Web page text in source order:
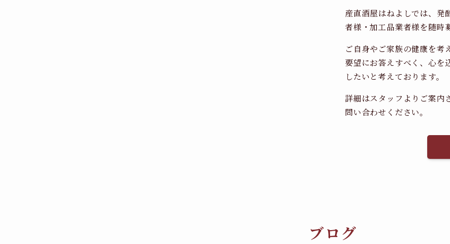
産直酒屋はねよしでは、発
者様・加工品業者様を随時
ご自身やご家族の健康を考
要望にお答えすべく、心を
したいと考えております。
詳細はスタッフよりご案内
問い合わせください。
ブログ